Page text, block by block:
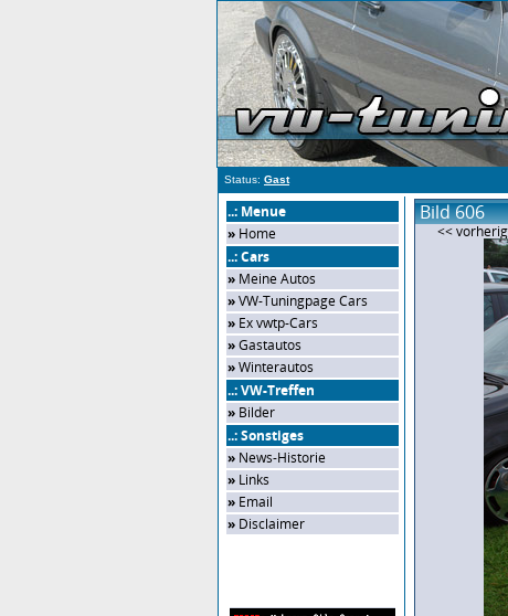
Status: Gast
..: Menue
» Home
..: Cars
» Meine Autos
»VW-Tuningpage Cars
» Ex vwtp-Cars
»Gastautos
»Winterautos
..: VW-Treffen
» Bilder
..: Sonstiges
» News-Historie
» Links
» Email
» Disclaimer
Bild 606
<<